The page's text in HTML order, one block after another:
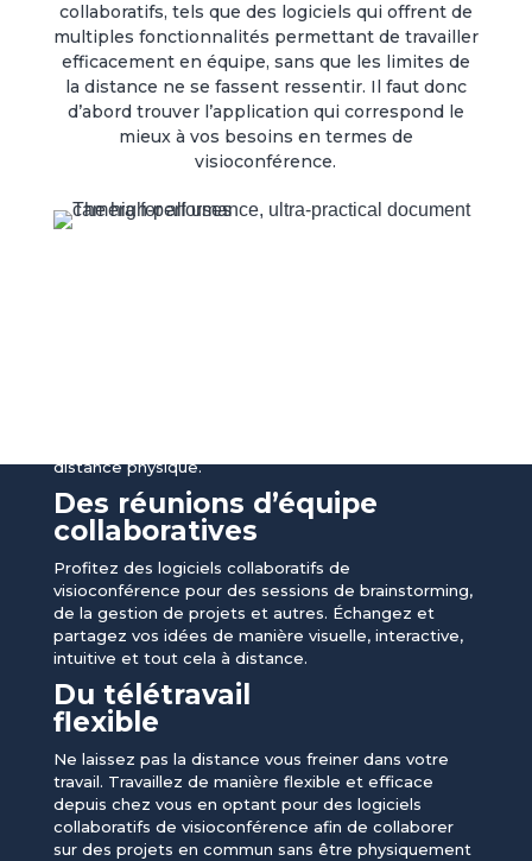
collaboratifs, tels que des logiciels qui offrent de
multiples fonctionnalités permettant de travailler
efficacement en équipe, sans que les limites de
la distance ne se fassent ressentir. Il faut donc
d’abord trouver l’application qui correspond le
mieux à vos besoins en termes de
visioconférence.
distance physique.
Des réunions d’équipe
collaboratives
Profitez des logiciels collaboratifs de
visioconférence pour des sessions de brainstorming,
de la gestion de projets et autres. Échangez et
partagez vos idées de manière visuelle, interactive,
intuitive et tout cela à distance.
Du télétravail
flexible
Ne laissez pas la distance vous freiner dans votre
travail. Travaillez de manière flexible et efficace
depuis chez vous en optant pour des logiciels
collaboratifs de visioconférence afin de collaborer
sur des projets en commun sans être physiquement